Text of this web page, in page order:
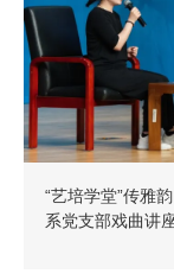
“艺培学堂”传雅
系党支部戏曲讲